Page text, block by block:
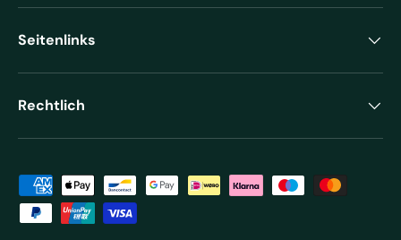
Seitenlinks
Rechtlich
Zahlungsmethoden